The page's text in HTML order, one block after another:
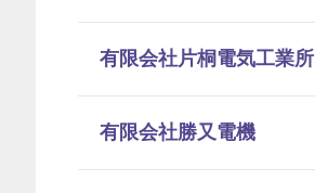
有限会社片桐電気工業所
有限会社勝又電機